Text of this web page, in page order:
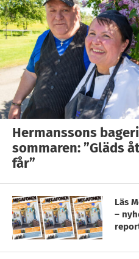
Hermanssons
sommaren: ”Gläds
får”
Läs
–